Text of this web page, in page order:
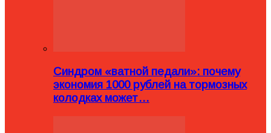
Синдром «ватной педали»: почему
экономия 1000 рублей на тормозных
колодках может…